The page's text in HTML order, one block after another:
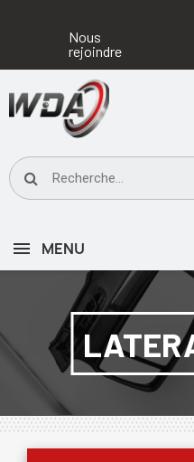
Nous
rejoindre
MENU